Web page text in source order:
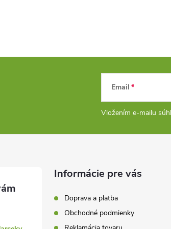
Email
Vložením e-mailu
Informácie pre vás
Doprava a platba
Obchodné podmienky